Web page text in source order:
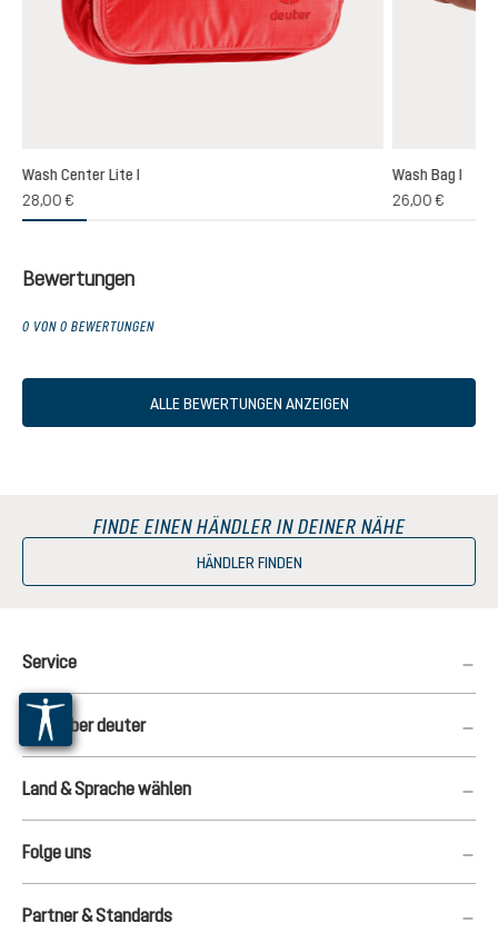
Wash Center Lite I
28,00 €
Wash Bag I
26,00 €
Bewertungen
0 VON 0 BEWERTUNGEN
ALLE BEWERTUNGEN ANZEIGEN
FINDE EINEN HÄNDLER IN DEINER NÄHE
HÄNDLER FINDEN
Service
Mehr über deuter
Land & Sprache wählen
Folge uns
Partner & Standards